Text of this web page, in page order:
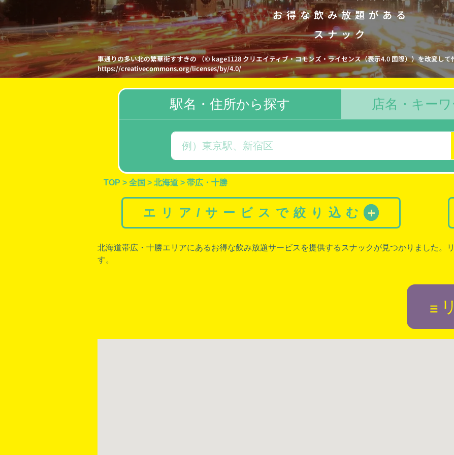
お得な飲み放題がある
スナック
車通りの多い北の繁華街すすきの （© kage1128 クリエイティブ・コモンズ・ライセンス（表示4.0 国際））を改変して
https://creativecommons.org/licenses/by/4.0/
駅名・住所から探す 店名・キー
TOP > 全国 > 北海道 > 帯広・十勝
エリア/サービスで絞り込む ＋
北海道帯広 ・ 十勝エリアにあるお得な飲み放題サービスを提供するスナックが見つかりました。
す。